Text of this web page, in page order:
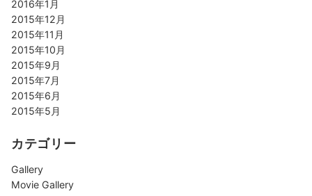
2016年1月
2015年12月
2015年11月
2015年10月
2015年9月
2015年7月
2015年6月
2015年5月
カテゴリー
Gallery
Movie Gallery